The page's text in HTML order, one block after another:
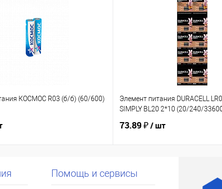
КОСМОС R03 (б/б) (60/600)
Элемент питания DURACELL
SIMPLY BL20 2*10 (20/240/
73.89 ₽/ шт
Помощь и сервисы